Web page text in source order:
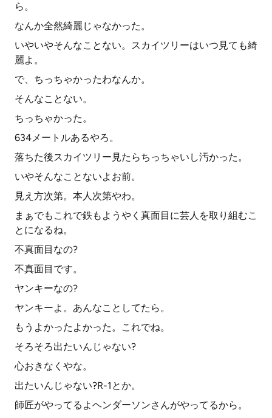
ら。
なんか全然綺麗じゃなかった。
いやいやそんなことない。スカイツリーはいつ見ても綺
麗よ。
で、ちっちゃかったわなんか。
そんなことない。
ちっちゃかった。
634メートルあるやろ。
落ちた後スカイツリー見たらちっちゃいし汚かった。
いやそんなことないよお前。
見え方次第。本人次第やわ。
まぁでもこれで鉄もようやく真面目に芸人を取り組むこ
とになるね。
不真面目なの?
不真面目です。
ヤンキーなの?
ヤンキーよ。あんなことしてたら。
もうよかったよかった。これでね。
そろそろ出たいんじゃない?
心おきなくやな。
出たいんじゃない?R-1とか。
師匠がやってるよヘンダーソンさんがやってるから。